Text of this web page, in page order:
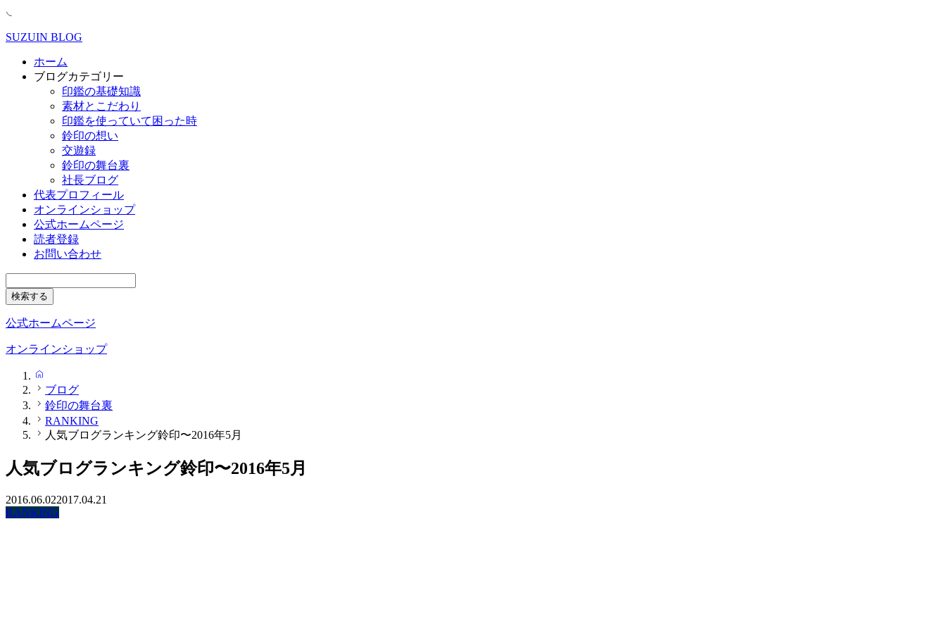
SUZUIN BLOG
ホーム
ブログカテゴリー
印鑑の基礎知識
素材とこだわり
印鑑を使っていて困った時
鈴印の想い
交遊録
鈴印の舞台裏
社長ブログ
代表プロフィール
オンラインショップ
公式ホームページ
読者登録
お問い合わせ
公式ホームページ
オンラインショップ
ブログ
鈴印の舞台裏
RANKING
人気ブログランキング鈴印〜2016年5月
人気ブログランキング鈴印〜2016年5月
2016.06.022017.04.21
RANKING